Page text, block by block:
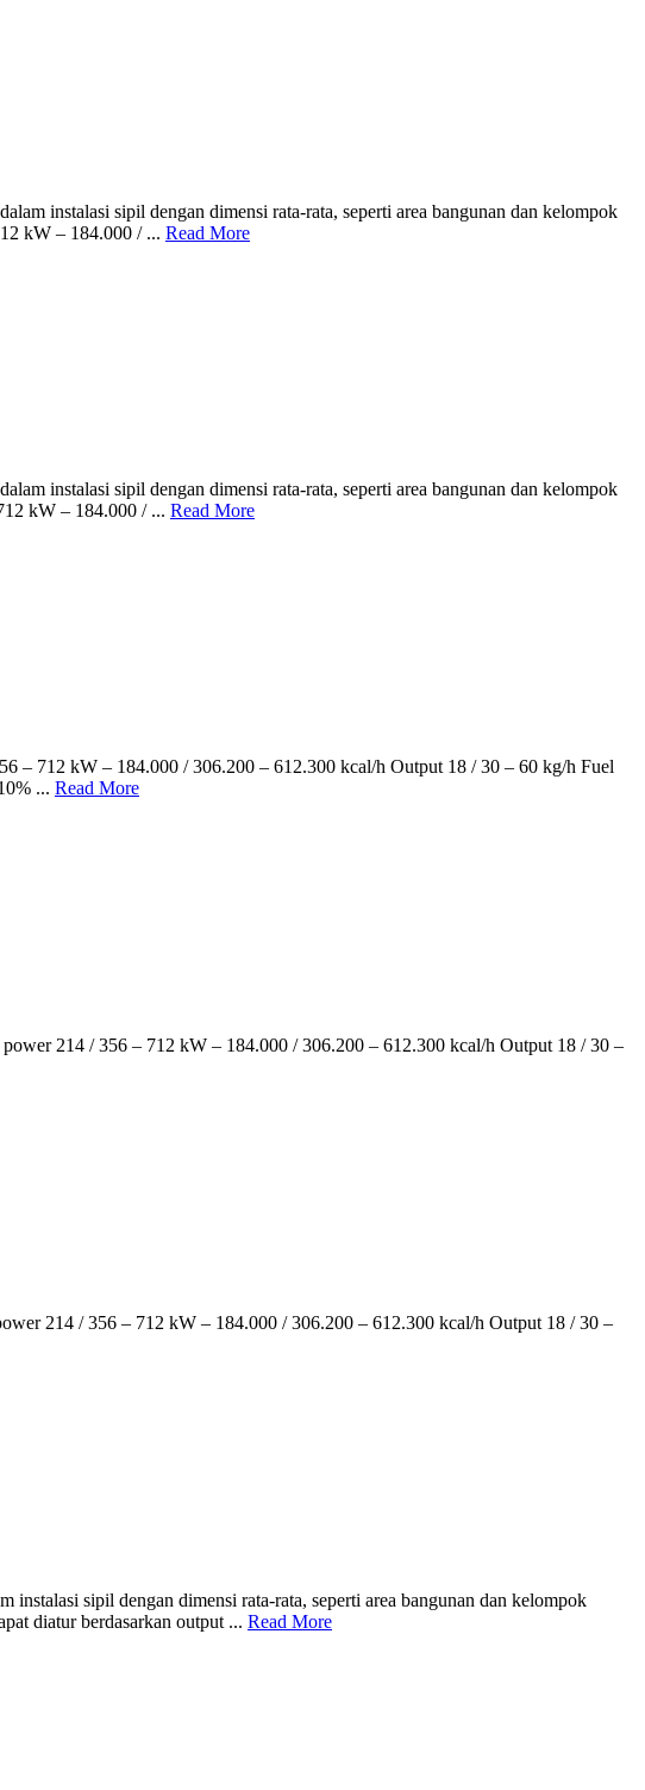
instalasi sipil dengan dimensi rata-rata, seperti area bangunan dan kelompok
kW – 184.000 / ... Read More
instalasi sipil dengan dimensi rata-rata, seperti area bangunan dan kelompok
kW – 184.000 / ... Read More
kW – 184.000 / 306.200 – 612.300 kcal/h Output 18 / 30 – 60 kg/h Fuel
... Read More
214 / 356 – 712 kW – 184.000 / 306.200 – 612.300 kcal/h Output 18 / 30 –
214 / 356 – 712 kW – 184.000 / 306.200 – 612.300 kcal/h Output 18 / 30 –
sipil dengan dimensi rata-rata, seperti area bangunan dan kelompok
diatur berdasarkan output ... Read More